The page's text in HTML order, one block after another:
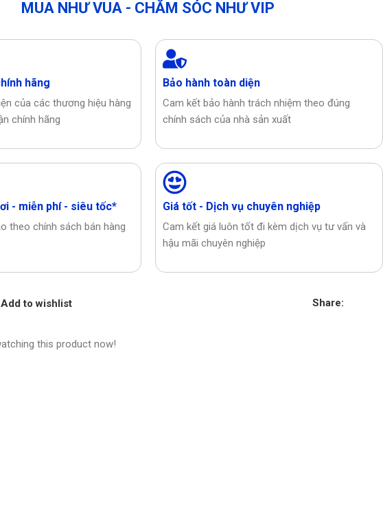
MUA NHƯ VUA - CHĂM SÓC NHƯ VIP
hãng
của các thương hiệu hàng
chính hãng
Bảo hành toàn diện
Cam kết bảo hành trách nhiệm theo đúng
chính sách của nhà sản xuất
- miễn phí - siêu tốc*
theo chính sách bán hàng
Giá tốt - Dịch vụ chuyên nghiệp
Cam kết giá luôn tốt đi kèm dịch vụ tư vấn và
hậu mãi chuyên nghiệp
Add to wishlist Share:
this product now!